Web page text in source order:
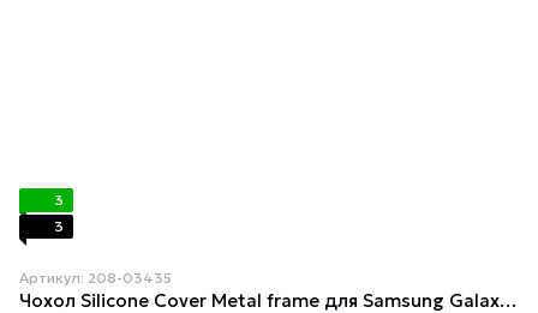
3
3
Артикул: 208-03435
Чохол Silicone Cover Metal frame для Samsung Galaxy A34 5G (A346) Light pink